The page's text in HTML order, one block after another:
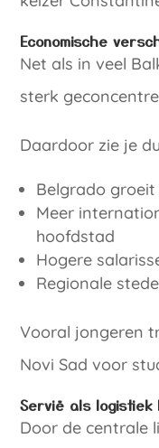
Economische
Net als in veel
sterk
Daardoor zie je
Belgrado
Meer
hoofdstad
Hogere
Regionale
Vooral jongeren
Novi Sad voor
Servië als logistiek
Door de centrale